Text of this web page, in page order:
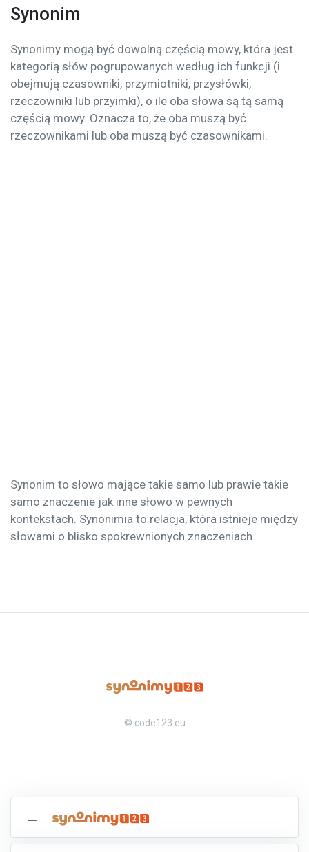
Synonim
Synonimy mogą być dowolną częścią mowy, która jest
kategorią słów pogrupowanych według ich funkcji (i
obejmują czasowniki, przymiotniki, przysłówki,
rzeczowniki lub przyimki), o ile oba słowa są tą samą
częścią mowy. Oznacza to, że oba muszą być
rzeczownikami lub oba muszą być czasownikami.
Synonim to słowo mające takie samo lub prawie takie
samo znaczenie jak inne słowo w pewnych
kontekstach. Synonimia to relacja, która istnieje między
słowami o blisko spokrewnionych znaczeniach.
© code123.eu